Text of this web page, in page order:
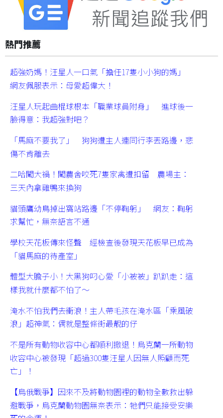
熱門推薦
超強奶媽！汪星人一口氣「擔任17隻小小狗的媽」
網友佩服表示：母愛超偉大！
汪星人玩起曲棍球根本「職業球員附身」 進球後一
臉得意：我超強對吧？
「馬麻不要我了」 狗狗遭主人連同行李丟路邊，悲
傷不肯離去
二哈闖大禍！闖農舍咬死7隻家禽遭扣留 農場主：
三天內拿雞鴨來換狗
貓頭鷹幼鳥掉出窩站路邊「不停鞠躬」 網友：鞠躬
求幫忙，無奈語言不通
學校天花板傳來怪聲 經檢查後發現天花板早已成為
「貓馬麻的待產室」
體型大膽子小！大黑狗叼心愛「小被被」趴趴走：這
樣我就什麼都不怕了～
淹水不怕我們去衝浪！主人帶毛孩在淹水區「乘風破
浪」超神氣：偶就是整條街最靚的仔
不是所有動物收容中心都順利撤退！烏克蘭一所動物
收容中心被發現「超過300隻汪星人因無人照顧而死
亡」！
【烏俄戰爭】因來不及將動物園裡的動物全數救出躲
避戰爭，烏克蘭動物園無奈表示：牠們只能接受安樂